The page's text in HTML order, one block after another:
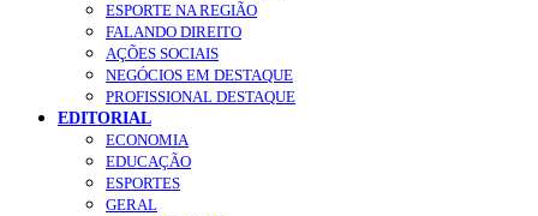
ESPORTE NA REGIÃO
FALANDO DIREITO
AÇÕES SOCIAIS
NEGÓCIOS EM DESTAQUE
PROFISSIONAL DESTAQUE
EDITORIAL
ECONOMIA
EDUCAÇÃO
ESPORTES
GERAL